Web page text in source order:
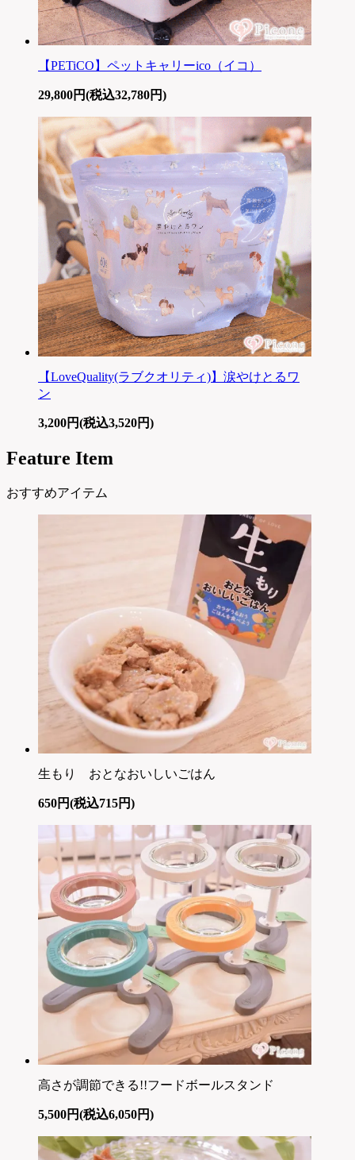
【PETiCO】ペットキャリーico（イコ）
29,800円(税込32,780円)
【LoveQuality(ラブクオリティ)】涙やけとるワ
ン
3,200円(税込3,520円)
Feature Item
おすすめアイテム
生もり おとなおいしいごはん
650円(税込715円)
高さが調節できる!!フードボールスタンド
5,500円(税込6,050円)